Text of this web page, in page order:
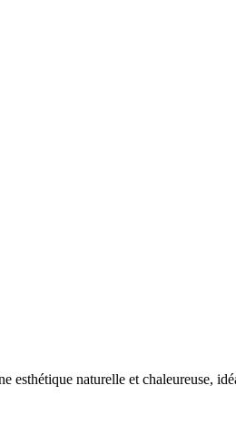
esthétique naturelle et chaleureuse,